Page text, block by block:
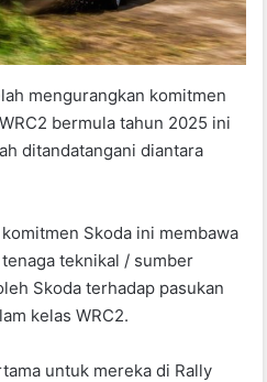
mengurangkan komitmen
bermula tahun 2025 ini
ditandatangani diantara
Skoda ini membawa
teknikal / sumber
Skoda terhadap pasukan
kelas WRC2.
untuk mereka di Rally